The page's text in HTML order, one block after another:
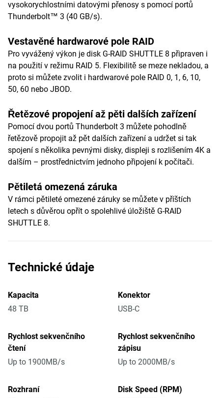
vysokorychlostními datovými přenosy s pomocí portů
Thunderbolt™ 3 (40 GB/s).
Vestavěné hardwarové pole RAID
Pro vyvážený výkon je disk G-RAID SHUTTLE 8 připraven i
na použití v režimu RAID 5. Flexibilitě se meze nekladou, a
proto si můžete zvolit i hardwarové pole RAID 0, 1, 6, 10,
50, 60 nebo JBOD.
Řetězové propojení až pěti dalších zařízení
Pomocí dvou portů Thunderbolt 3 můžete pohodlně
řetězově propojit až pět dalších zařízení a udržet si tak
spojení s několika pevnými disky, displeji s rozlišením 4K a
dalším – prostřednictvím jednoho připojení k počítači.
Pětiletá omezená záruka
V rámci pětileté omezené záruky se můžete v příštích
letech s důvěrou opřít o spolehlivé úložiště G-RAID
SHUTTLE 8.
Technické údaje
Kapacita
48 TB
Konektor
USB-C
Rychlost sekvenčního
čtení
Up to 1900MB/s
Rychlost sekvenčního
zápisu
Up to 2000MB/s
Rozhraní
Disk Speed (RPM)